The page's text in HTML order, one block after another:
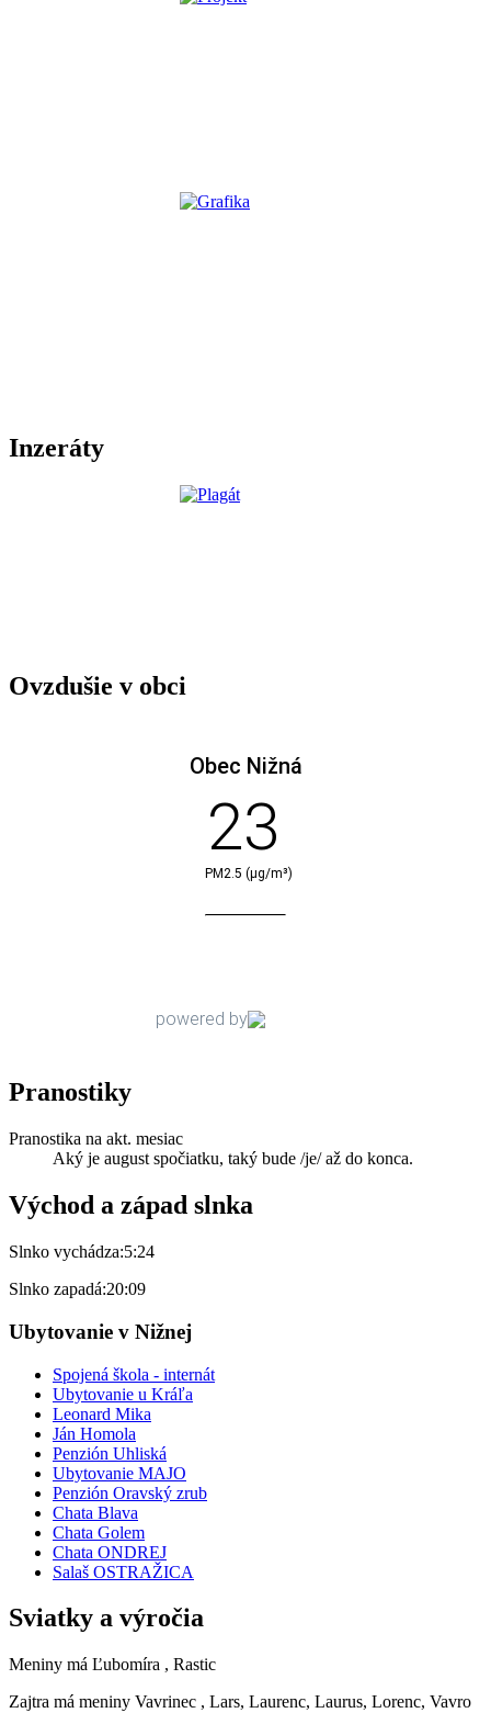
Inzeráty
Ovzdušie v obci
Pranostiky
Pranostika na akt. mesiac
Aký je august spočiatku, taký bude /je/ až do konca.
Východ a západ slnka
Slnko vychádza:5:24
Slnko zapadá:20:09
Ubytovanie v Nižnej
Spojená škola - internát
Ubytovanie u Kráľa
Leonard Mika
Ján Homola
Penzión Uhliská
Ubytovanie MAJO
Penzión Oravský zrub
Chata Blava
Chata Golem
Chata ONDREJ
Salaš OSTRAŽICA
Sviatky a výročia
Meniny má Ľubomíra , Rastic
Zajtra má meniny Vavrinec , Lars, Laurenc, Laurus, Lorenc, Vavro